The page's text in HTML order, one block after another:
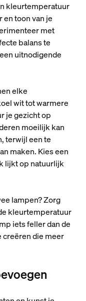
kleurtemperatuur
en toon van je
met
balans te
uitnodigende
elke
wit tot warmere
je gezicht op
moeilijk kan
terwijl een te
maken. Kies een
lijkt op natuurlijk
lampen? Zorg
kleurtemperatuur
iets feller dan de
creëren die meer